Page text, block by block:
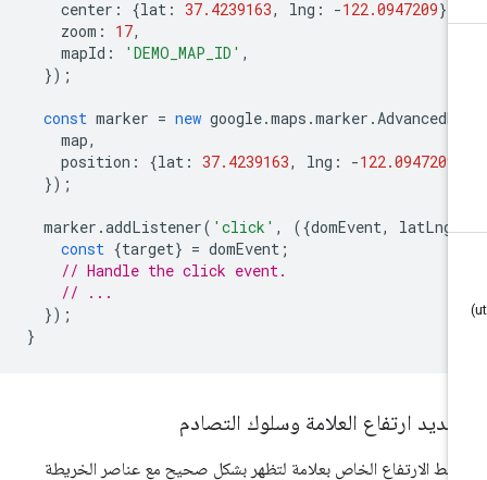
center: { lat: 37.4239163, lng: - 122.0947209
zoom :
mapId : 'DEMO_MAP_ID'
const marker = new google.maps.marker.
map
position: { lat: 37.4239163, lng: - 122.0947209
marker.addListener('click', ({domEvent, latLng
const {target = domEvent
// Handle the click event.
// ...
ارتفاع العلامة وسلوك التصادم
الارتفاع الخاص بعلامة لتظهر بشكل صحيح مع عناصر الخريطة